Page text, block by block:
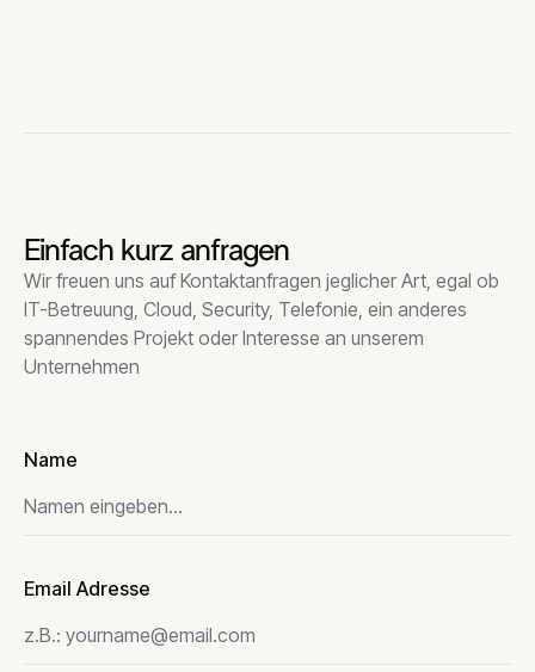
Einfach kurz anfragen
Wir freuen uns auf Kontaktanfragen jeglicher Art, egal ob
IT-Betreuung, Cloud, Security, Telefonie, ein anderes
spannendes Projekt oder Interesse an unserem
Unternehmen
Name
Email Adresse